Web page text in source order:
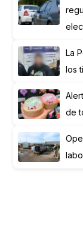
La
los
de